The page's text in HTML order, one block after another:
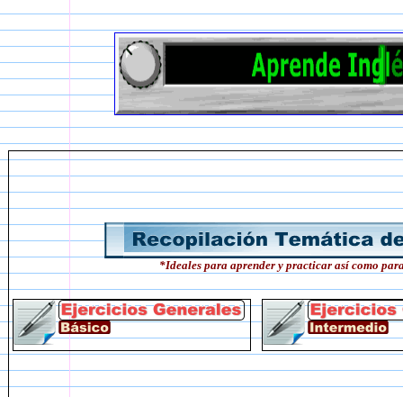
*Ideales para aprender y practicar así como